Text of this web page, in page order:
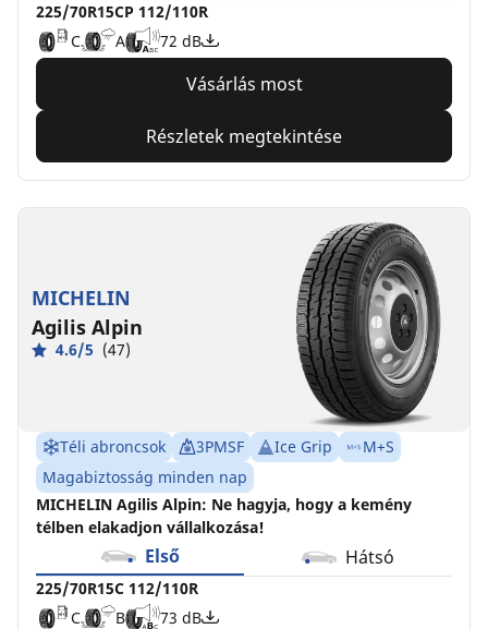
225/70R15CP 112/110R
C
A 72 dB
Vásárlás most
Részletek megtekintése
MICHELIN
Agilis Alpin
4.6/5 (47)
Téli abroncsok 3PMSF Ice Grip
M+S
Magabiztosság minden nap
MICHELIN Agilis Alpin: Ne hagyja, hogy a kemény
télben elakadjon vállalkozása!
Első Hátsó
225/70R15C 112/110R
C
B 73 dB